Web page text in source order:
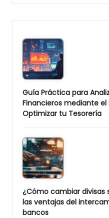
Guía Práctica para
Financieros mediante el
Optimizar tu Tesorería
¿Cómo cambiar divisas
las ventajas del
bancos